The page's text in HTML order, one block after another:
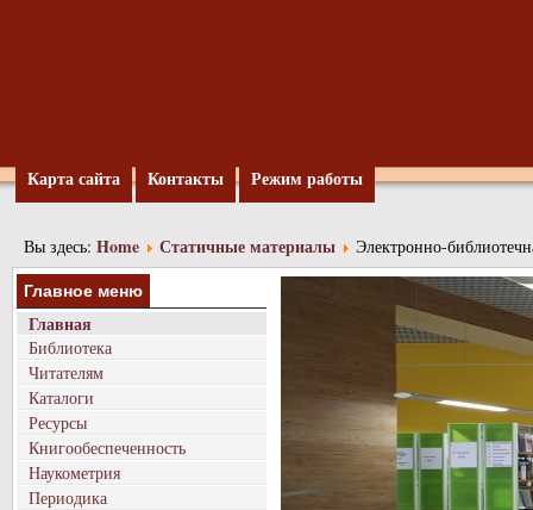
Карта сайта Контакты Режим работы
Вы здесь: Home Статичные материалы Электронно-
Главное меню
Главная
Библиотека
Читателям
Каталоги
Ресурсы
Книгообеспеченность
Наукометрия
Периодика